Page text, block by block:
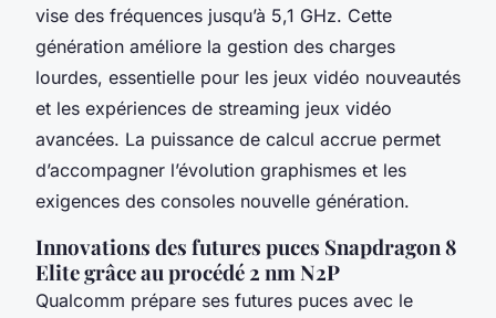
vise des fréquences jusqu’à 5,1 GHz. Cette
génération améliore la gestion des charges
lourdes, essentielle pour les jeux vidéo nouveautés
et les expériences de streaming jeux vidéo
avancées. La puissance de calcul accrue permet
d’accompagner l’évolution graphismes et les
exigences des consoles nouvelle génération.
Innovations des futures puces Snapdragon 8
Elite grâce au procédé 2 nm N2P
Qualcomm prépare ses futures puces avec le